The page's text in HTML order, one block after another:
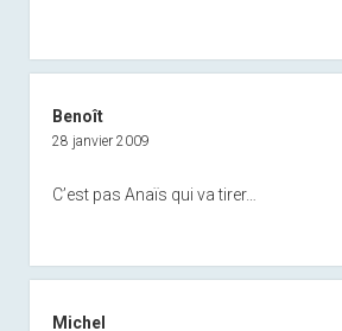
Benoît
28 janvier 2009
C’est pas Anaïs qui va tirer…
Michel